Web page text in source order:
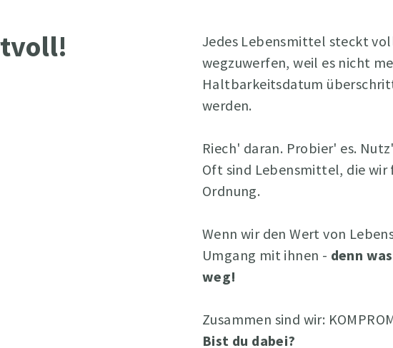
Jedes Lebensmittel steckt
wegzuwerfen, weil es nicht
Haltbarkeitsdatum
werden.
Riech' daran. Probier' es.
Oft sind Lebensmittel, die
Ordnung.
Wenn wir den Wert von
Umgang mit ihnen - denn
weg!
Zusammen sind wir:
Bist du dabei?